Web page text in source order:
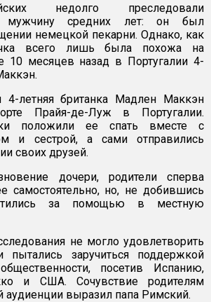
недолго преследовали
мужчину средних лет: он был
немецкой пекарни. Однако, как
всего лишь была похожа на
10 месяцев назад в Португалии 4-
летняя британка Мадлен Маккэн
Прайя-де-Луж в Португалии.
положили ее спать вместе с
и сестрой, а сами отправились
своих друзей.
дочери, родители сперва
самостоятельно, но, не добившись
за помощью в местную
не могло удовлетворить
пытались заручиться поддержкой
посетив Испанию,
и США. Сочувствие родителям
аудиенции выразил папа Римский.